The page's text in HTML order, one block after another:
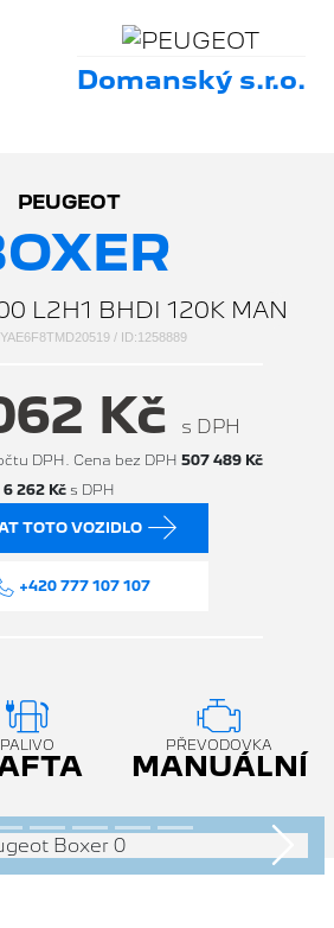
Domanský s.r.o.
PEUGEOT
L2H1 BHDI 120K MAN
/ ID:1258889
Kč s DPH
DPH. Cena bez DPH 507 489 Kč
6 262 Kč s DPH
TOTO VOZIDLO
+420 777 107 107
PALIVO PŘEVODOVKA
MANUÁLNÍ